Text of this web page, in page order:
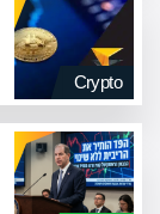
Crypto